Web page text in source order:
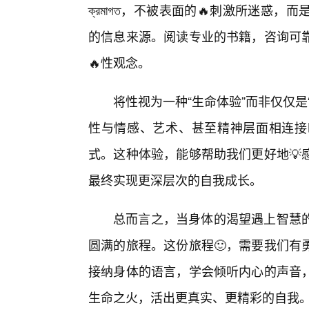
ক্রমাগত，不被表面的🔥刺激所迷惑，
的信息来源。阅读专业的书籍，咨询
🔥性观念。
将性视为一种“生命体验”而非仅仅
性与情感、艺术、甚至精神层面相连
式。这种体验，能够帮助我们更好地
最终实现更深层次的自我成长。
总而言之，当身体的渴望遇上智
圆满的旅程。这份旅程🙂，需要我们
接纳身体的语言，学会倾听内心的声
生命之火，活出更真实、更精彩的自我